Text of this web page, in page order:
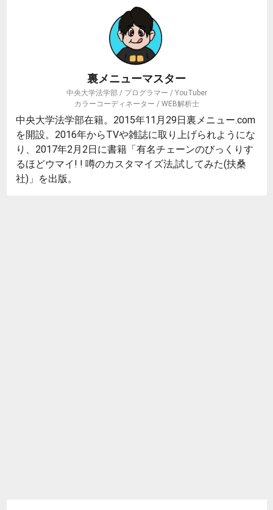
裏メニューマスター
中央大学法学部 / プログラマー / YouTuber
カラーコーディネーター / WEB解析士
中央大学法学部在籍。2015年11月29日裏メニュー.com
を開設。2016年からTVや雑誌に取り上げられようにな
り、2017年2月2日に書籍「有名チェーンのびっくりす
るほどウマイ! ! 噂のカスタマイズ法,試してみた(扶桑
社)」を出版。